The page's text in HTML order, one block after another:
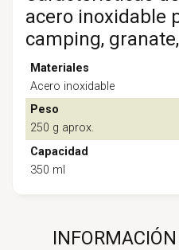
acero inoxidable
camping,
Materiales
Acero inoxidable
Peso
250 g aprox.
Capacidad
350 ml